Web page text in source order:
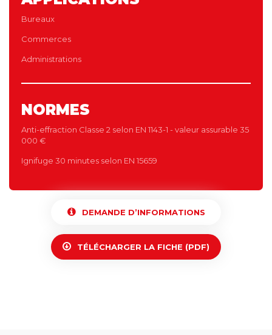
Bureaux
Commerces
Administrations
NORMES
Anti-effraction Classe 2 selon EN 1143-1 - valeur assurable 35
000 €
Ignifuge 30 minutes selon EN 15659
DEMANDE D’INFORMATIONS
TÉLÉCHARGER LA FICHE (PDF)